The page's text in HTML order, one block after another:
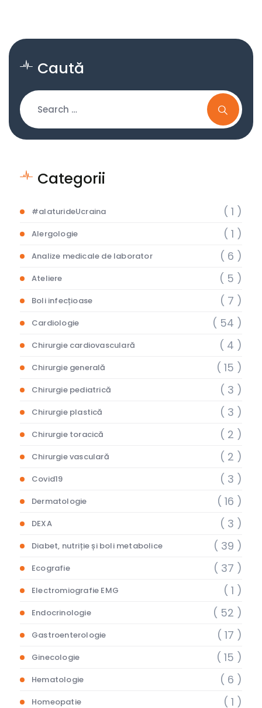
Caută
Categorii
#alaturideUcraina ( 1 )
Alergologie ( 1 )
Analize medicale de laborator ( 6 )
Ateliere ( 5 )
Boli infecțioase ( 7 )
Cardiologie ( 54 )
Chirurgie cardiovasculară ( 4 )
Chirurgie generală ( 15 )
Chirurgie pediatrică ( 3 )
Chirurgie plastică ( 3 )
Chirurgie toracică ( 2 )
Chirurgie vasculară ( 2 )
Covid19 ( 3 )
Dermatologie ( 16 )
DEXA ( 3 )
Diabet, nutriție și boli metabolice ( 39 )
Ecografie ( 37 )
Electromiografie EMG ( 1 )
Endocrinologie ( 52 )
Gastroenterologie ( 17 )
Ginecologie ( 15 )
Hematologie ( 6 )
Homeopatie ( 1 )